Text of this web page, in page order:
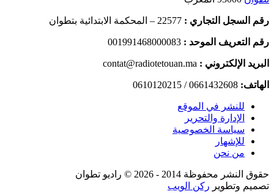
رقم السجل التجاري : 22577 – المحكمة الابتدائية بتطوان
رقم التعريف الموحد : 001991468000083
البريد الإلكتروني : contat@radiotetouan.ma
الهاتف: 0661432608 / 0610120215
للنشر في الموقع
الإدارة والتحرير
سياسة الخصوصية
للإشهار
من نحن
حقوق النشر محفوظة 2014 - 2026 © راديو تطوان
تصميم وتطوير ركن الويب